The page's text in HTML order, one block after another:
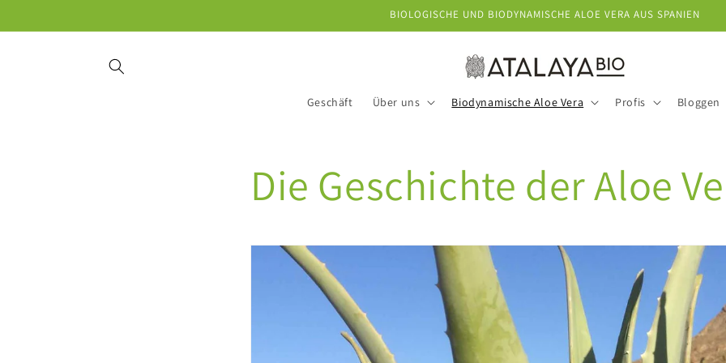
Inhalt
BIOLOGISCHE UND BIODYNAMISCHE ALOE VERA AUS SPANIEN
Geschäft Über uns Biodynamische Aloe Vera Profis Bloggen
Die Geschichte der Aloe